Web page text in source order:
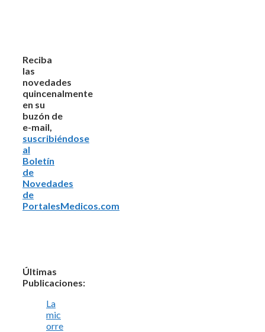
Reciba
las
novedades
quincenalmente
en su
buzón de
e-mail,
suscribiéndose
al
Boletín
de
Novedades
de
PortalesMedicos.com
Últimas
Publicaciones:
La
mic
orre